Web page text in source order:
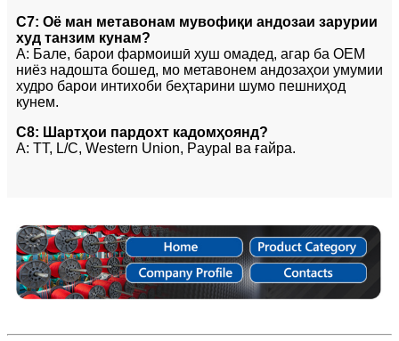
С7: Оё ман метавонам мувофиқи андозаи зарурии
худ танзим кунам?
A: Бале, барои фармоишӣ хуш омадед, агар ба OEM
ниёз надошта бошед, мо метавонем андозаҳои умумии
худро барои интихоби беҳтарини шумо пешниҳод
кунем.
С8: Шартҳои пардохт кадомҳоянд?
A: TT, L/C, Western Union, Paypal ва ғайра.